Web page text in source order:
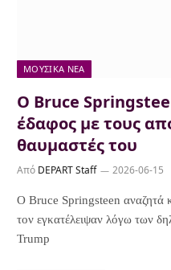
ΜΟΥΣΙΚΆ ΝΈΑ
Ο Bruce
έδαφος με τους
θαυμαστές του
Από DEPART Staff 2026-06-15
Ο Bruce Springsteen αναζητά
τον εγκατέλειψαν λόγω των
Trump